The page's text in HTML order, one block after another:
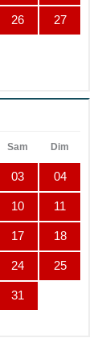
26 27
Sam Dim
03 04
10 11
17 18
24 25
31